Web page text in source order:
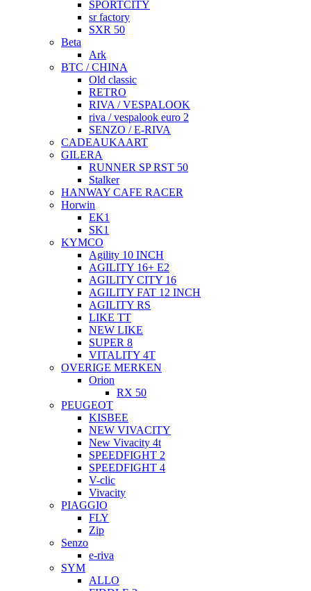
SPORTCITY
sr factory
SXR 50
Beta
Ark
BTC / CHINA
Old classic
RETRO
RIVA / VESPALOOK
riva / vespalook euro 2
SENZO / E-RIVA
CADEAUKAART
GILERA
RUNNER SP RST 50
Stalker
HANWAY CAFE RACER
Horwin
EK1
SK1
KYMCO
Agility 10 INCH
AGILITY 16+ E2
AGILITY CITY 16
AGILITY FAT 12 INCH
AGILITY RS
LIKE TT
NEW LIKE
SUPER 8
VITALITY 4T
OVERIGE MERKEN
Orion
RX 50
PEUGEOT
KISBEE
NEW VIVACITY
New Vivacity 4t
SPEEDFIGHT 2
SPEEDFIGHT 4
V-clic
Vivacity
PIAGGIO
FLY
Zip
Senzo
e-riva
SYM
ALLO